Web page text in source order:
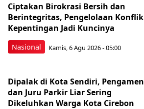
Nasional
Ciptakan Birokrasi Bersih dan
Berintegritas, Pengelolaan Konflik
Kepentingan Jadi Kuncinya
Kamis, 6 Agu 2026 - 05:00
Dipalak di Kota Sendiri, Pengamen
dan Juru Parkir Liar Sering
Dikeluhkan Warga Kota Cirebon